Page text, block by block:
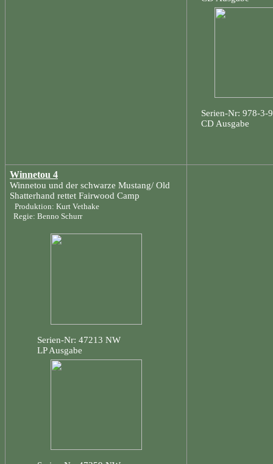
Serien-Nr: 978-3-
CD Ausgabe
Winnetou 4
Winnetou und der schwarze Mustang/ Old
Shatterhand rettet Fairwood Camp
Produktion: Kurt Vethake
Regie: Benno Schurr
Serien-Nr: 47213 NW
LP Ausgabe